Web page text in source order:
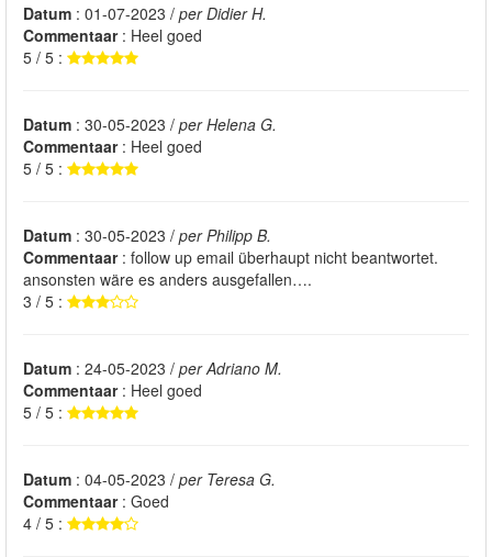
Datum : 01-07-2023 / per Didier H.
Commentaar: Heel goed
5 / 5 :
Datum : 30-05-2023 / per Helena G.
Commentaar: Heel goed
5 / 5 :
Datum : 30-05-2023 / per Philipp B.
Commentaar: follow up email überhaupt nicht beantwortet.
ansonsten wäre es anders ausgefallen….
3 / 5 :
Datum : 24-05-2023 / per Adriano M.
Commentaar: Heel goed
5 / 5 :
Datum : 04-05-2023 / per Teresa G.
Commentaar: Goed
4 / 5 :